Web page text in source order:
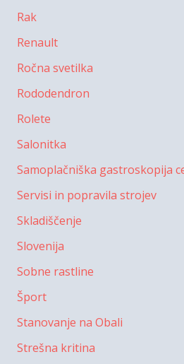
Rak
Renault
Ročna svetilka
Rododendron
Rolete
Salonitka
Samoplačniška gastroskopija
Servisi in popravila strojev
Skladiščenje
Slovenija
Sobne rastline
Šport
Stanovanje na Obali
Strešna kritina